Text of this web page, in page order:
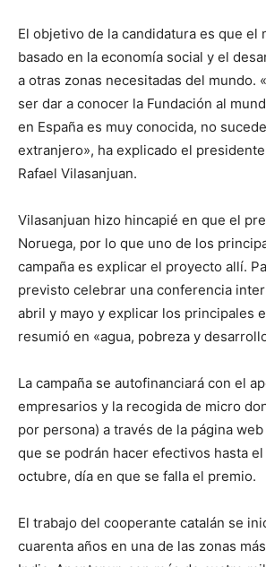
El objetivo de la candidatura es que el
basado en la economía social y el
a otras zonas necesitadas del mundo.
ser dar a conocer la Fundación al
en España es muy conocida, no
extranjero», ha explicado el
Rafael Vilasanjuan.
Vilasanjuan hizo hincapié en que el
Noruega, por lo que uno de los
campaña es explicar el proyecto allí.
previsto celebrar una conferencia
abril y mayo y explicar los principales
resumió en «agua, pobreza y
La campaña se autofinanciará con el
empresarios y la recogida de micro
por persona) a través de la página
que se podrán hacer efectivos hasta
octubre, día en que se falla el premio.
El trabajo del cooperante catalán se
cuarenta años en una de las zonas